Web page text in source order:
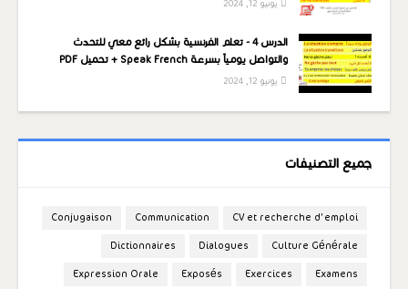
يونيو 12, 2024
الدرس 4 - تعلم الفرنسية بشكل رائع معي للتحدث
والتواصل يومياً بسرعة Speak French + تحميل PDF
يونيو 12, 2024
جميع التصنيفات
CV et recherche d'emploi
Communication
Conjugaison
Culture Générale
Dialogues
Dictionnaires
Examens
Exercices
Exposés
Expression Orale